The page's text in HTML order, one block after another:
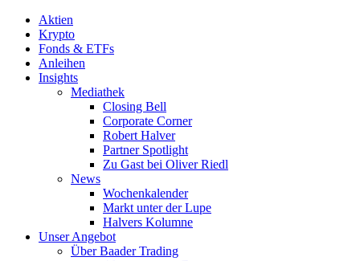
Aktien
Krypto
Fonds & ETFs
Anleihen
Insights
Mediathek
Closing Bell
Corporate Corner
Robert Halver
Partner Spotlight
Zu Gast bei Oliver Riedl
News
Wochenkalender
Markt unter der Lupe
Halvers Kolumne
Unser Angebot
Über Baader Trading